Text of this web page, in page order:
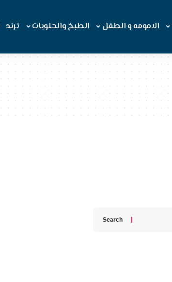
الامومه و الطفل الطبخ والحلويات ترند